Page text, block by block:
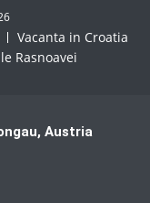
Vacanta in Croatia
Rasnoavei
Austria